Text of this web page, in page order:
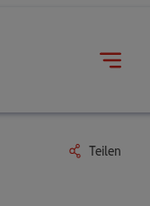
Teilen